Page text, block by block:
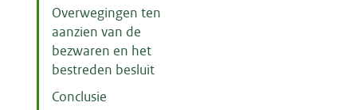
Overwegingen ten
aanzien van de
bezwaren en het
bestreden besluit
Conclusie